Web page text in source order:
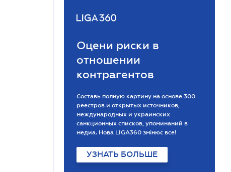
Оцени риски в
отношении
контрагентов
Составь полную картину на основе 300
реестров и открытых источников,
международных и украинских
санкционных списков, упоминаний в
медиа. Нова LIGA360 змінює все!
УЗНАТЬ БОЛЬШЕ